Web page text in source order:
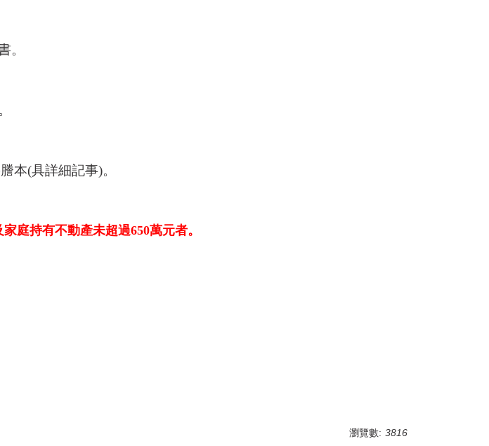
。
本(具詳細記事)。
庭持有不動產未超過650萬元者。
瀏覽數: 3816